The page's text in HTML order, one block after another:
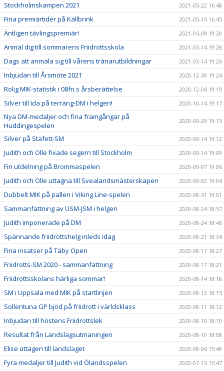
Stockholmskampen 2021 2021-05-22 16:48
Fina premiärtider på Källbrink 2021-05-15 16:45
Äntligen tävlingspremiär! 2021-05-09 19:30
Anmäl dig till sommarens Friidrottsskola 2021-03-14 19:28
Dags att anmäla sig till vårens tränarutbildningar 2021-03-14 19:26
Inbjudan till Årsmöte 2021 2020-12-30 19:24
Rolig MIK-statistik i 08fri.s årsberättelse 2020-12-06 19:19
Silver till Ida på terräng-DM i helgen! 2020-10-14 19:17
Nya DM-medaljer och fina framgångar på
Huddingespelen
2020-09-29 19:15
Silver på Stafett-SM 2020-09-14 19:12
Judith och Olle fixade segern till Stockholm 2020-09-14 19:09
Fin utdelning på Brommaspelen 2020-09-07 19:06
Judith och Olle uttagna till Svealandsmästerskapen 2020-09-02 19:04
Dubbelt MIK på pallen i Viking Line-spelen 2020-08-31 19:01
Sammanfattning av USM-JSM i helgen 2020-08-24 18:57
Judith imponerade på DM 2020-08-24 18:46
Spännande friidrottshelg inleds idag 2020-08-21 18:34
Fina insatser på Täby Open 2020-08-17 18:27
Friidrotts-SM 2020 - sammanfattning 2020-08-17 18:21
Friidrottsskolans härliga sommar! 2020-08-14 18:18
SM i Uppsala med MIK på startlinjen 2020-08-13 18:15
Sollentuna GP bjöd på friidrott i världsklass 2020-08-11 18:12
Inbjudan till höstens Friidrottslek 2020-08-10 18:10
Resultat från Landslagsutmaningen 2020-08-10 18:08
Elise uttagen till landslaget 2020-08-06 15:49
Fyra medaljer till Judith vid Ölandsspelen 2020-07-15 15:47